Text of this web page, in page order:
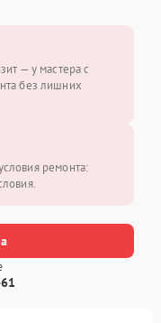
— у мастера с
без лишних
ремонта: